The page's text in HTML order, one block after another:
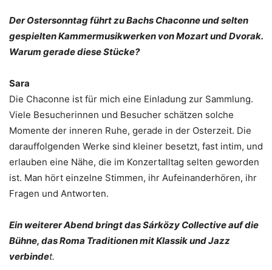
Der Ostersonntag führt zu Bachs Chaconne und selten
gespielten Kammermusikwerken von Mozart und Dvorak.
Warum gerade diese Stücke?
Sara
Die Chaconne ist für mich eine Einladung zur Sammlung.
Viele Besucherinnen und Besucher schätzen solche
Momente der inneren Ruhe, gerade in der Osterzeit. Die
darauffolgenden Werke sind kleiner besetzt, fast intim, und
erlauben eine Nähe, die im Konzertalltag selten geworden
ist. Man hört einzelne Stimmen, ihr Aufeinanderhören, ihr
Fragen und Antworten.
Ein weiterer Abend bringt das Sárközy Collective auf die
Bühne, das Roma Traditionen mit Klassik und Jazz
verbindet.